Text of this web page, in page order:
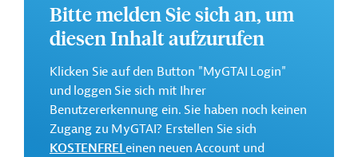
auf Bezirksebene geplant.
Weitere Informationen zu dem geplanten
und in den Originaldokumenten, die zum
Download bereitstehen.
Gesamtkosten:
1,07 Milliarden US-Dollar
Bitte melden Sie sich an, um
diesen Inhalt aufzurufen
Klicken Sie auf den Button "MyGTAI Login"
und loggen Sie sich mit Ihrer
Benutzererkennung ein. Sie haben noch keinen
Zugang zu MyGTAI? Erstellen Sie sich
KOSTENFREIeinen neuen Account und